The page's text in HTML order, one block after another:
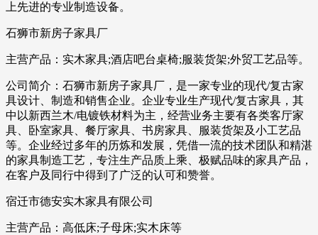
上先进的专业制造设备。
石狮市新房子家具厂
主营产品：实木家具;酒店吧台桌椅;服装货架;外贸工艺品等。
公司简介：石狮市新房子家具厂，是一家专业的现代/复古家
具设计、制造和销售企业。企业专业生产现代/复古家具，其
中以新西兰木/电镀铁材料为主，经营业务主要有各类客厅家
具、卧室家具、餐厅家具、书房家具、服装货架及小工艺品
等。企业经过多年的历炼和发展，凭借一流的技术团队和精湛
的家具制造工艺，专注生产品质上乘、极赋品味的家具产品，
在客户及同行中得到了广泛的认可和赞誉。
宿迁市德安实木家具有限公司
主营产品：高低床;子母床;实木床等